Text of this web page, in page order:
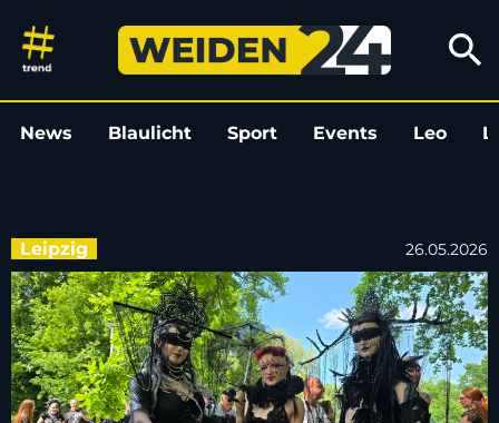
Viktorianisches Picknick beim
search
News Blaulicht Sport Events Leo
Leipzig 26.05.2026